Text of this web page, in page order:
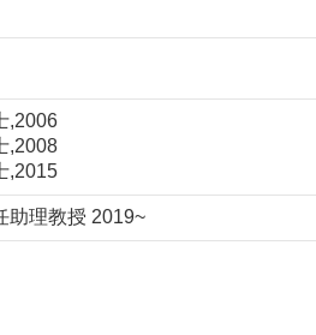
,2006
,2008
,2015
助理教授 2019~